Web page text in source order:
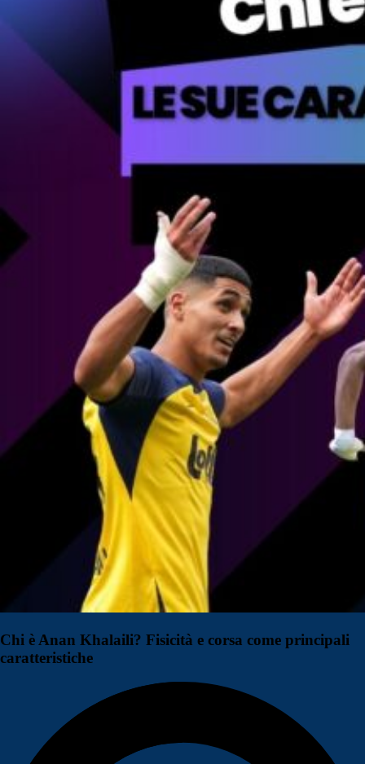
Chi è Anan Khalaili? Fisicità e corsa come principali
caratteristiche